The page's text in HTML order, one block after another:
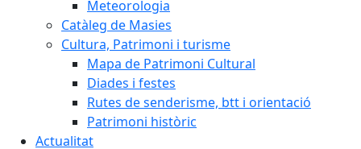
Meteorologia
Catàleg de Masies
Cultura, Patrimoni i turisme
Mapa de Patrimoni Cultural
Diades i festes
Rutes de senderisme, btt i orientació
Patrimoni històric
Actualitat